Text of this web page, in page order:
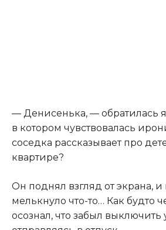
— Денисенька, — обратилась
в котором чувствовалась
соседка рассказывает про
квартире?
Он поднял взгляд от экрана, и
мелькнуло что-то… Как будто
осознал, что забыл выключить